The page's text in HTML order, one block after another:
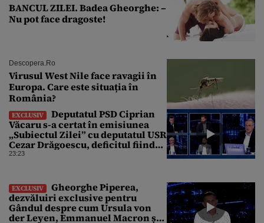
BANCUL ZILEI. Badea Gheorghe: –
Nu pot face dragoste!
Descopera.ro
Virusul West Nile face ravagii în
Europa. Care este situația în
România?
EXCLUSIV
Deputatul PSD Ciprian
Văcaru s-a certat în emisiunea
„Subiectul Zilei” cu deputatul USR
Cezar Drăgoescu, deficitul fiind
motivul scandalului
23:23
EXCLUSIV
Gheorghe Piperea,
dezvăluiri exclusive pentru
Gândul despre cum Ursula von
der Leyen, Emmanuel Macron și